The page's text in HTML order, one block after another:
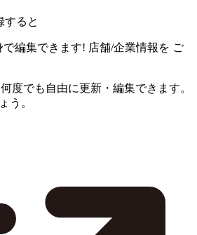
すると
で編集できます! 店舗/企業情報を ご
度でも自由に更新・編集できます。
う。